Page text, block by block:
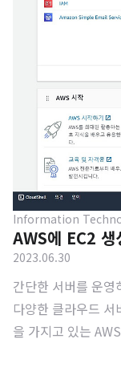
Information
AWS에 EC2 생
2023.06.30
간단한 서버를 운영
다양한 클라우드
을 가지고 있는